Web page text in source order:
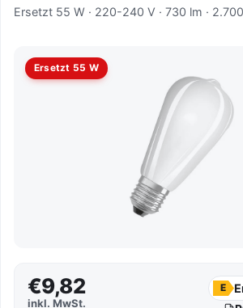
Ersetzt 55 W · 220-240 V · 730 lm ·
Ersetzt 55 W
€9,82
inkl. MwSt.
E